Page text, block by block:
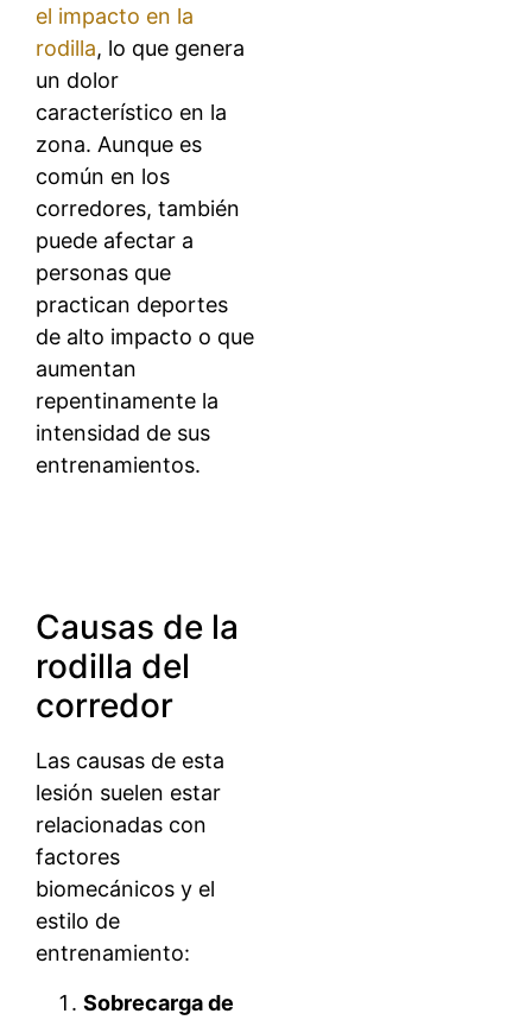
el impacto en la
rodilla, lo que genera
un dolor
característico en la
zona. Aunque es
común en los
corredores, también
puede afectar a
personas que
practican deportes
de alto impacto o que
aumentan
repentinamente la
intensidad de sus
entrenamientos.
Causas de la
rodilla del
corredor
Las causas de esta
lesión suelen estar
relacionadas con
factores
biomecánicos y el
estilo de
entrenamiento:
Sobrecarga de